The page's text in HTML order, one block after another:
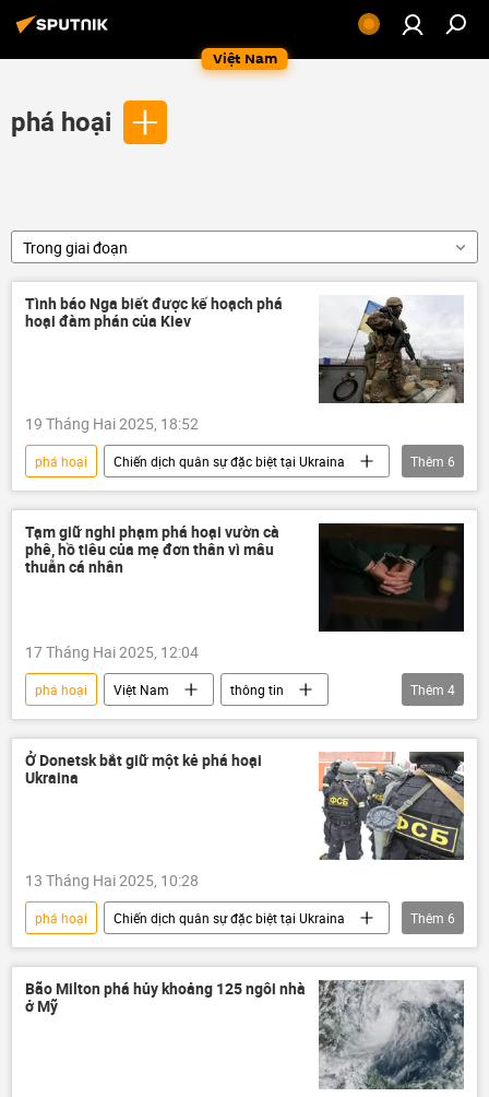
Việt Nam
phá hoại
Trong giai đoạn
Tình báo Nga biết được kế hoạch phá
hoại đàm phán của Kiev
19 Tháng Hai 2025, 18:52
phá hoại
Chiến dịch quân sự đặc biệt tại Ukraina
Nga
Cuộc khủng hoảng ở Ukraina
Ukraina
Thế giới
Cơ quan Tình báo đối ngoại Nga (SVR)
Thêm 6
Tạm giữ nghi phạm phá hoại vườn cà
phê, hồ tiêu của mẹ đơn thân vì mâu
thuẫn cá nhân
17 Tháng Hai 2025, 12:04
phá hoại Việt Nam
thông tin
âm mưu phá hoại
công an
Bộ Công an Việt Nam
trái cây
Thêm 4
Ở Donetsk bắt giữ một kẻ phá hoại
Ukraina
13 Tháng Hai 2025, 10:28
phá hoại
Chiến dịch quân sự đặc biệt tại Ukraina
Ukraina
Nga
FSB
Thế giới
DNR Donetsk
Thêm 6
Bão Milton phá hủy khoảng 125 ngôi nhà
ở Mỹ